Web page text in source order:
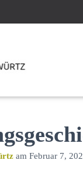
am Februar 7,